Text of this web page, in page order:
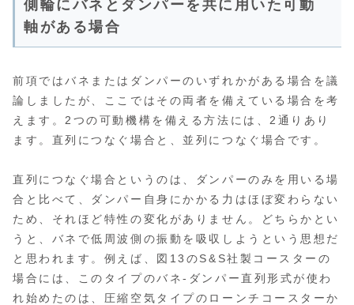
側輪にバネとダンパーを共に用いた可動
軸がある場合
前項ではバネまたはダンパーのいずれかがある場合を議
論しましたが、ここではその両者を備えている場合を考
えます。2つの可動機構を備える方法には、2通りあり
ます。直列につなぐ場合と、並列につなぐ場合です。
直列につなぐ場合というのは、ダンパーのみを用いる場
合と比べて、ダンパー自身にかかる力はほぼ変わらない
ため、それほど特性の変化がありません。どちらかとい
うと、バネで低周波側の振動を吸収しようという思想だ
と思われます。例えば、図13のS&S社製コースターの
場合には、このタイプのバネ‐ダンパー直列形式が使わ
れ始めたのは、圧縮空気タイプのローンチコースターか